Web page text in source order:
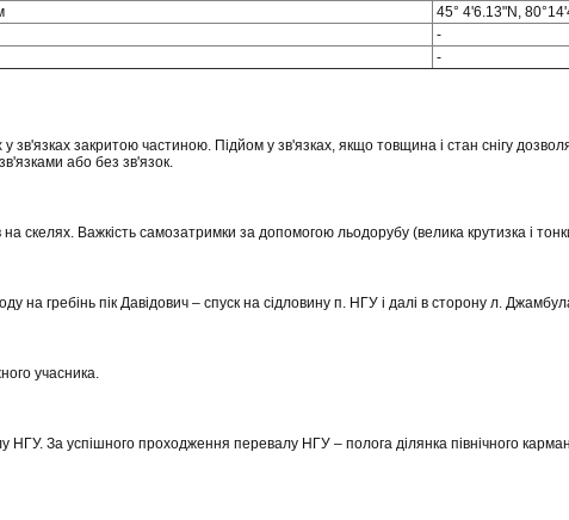
45° 4'6.13"N,
-
-
зв'язках закритою частиною. Підйом у зв'язках, якщо товщина і стан снігу
або без зв'язок.
скелях. Важкість самозатримки за допомогою льодорубу (велика крутизка і
на гребінь пік Давідович – спуск на сідловину п. НГУ і далі в сторону л.
учасника.
НГУ. За успішного проходження перевалу НГУ – полога ділянка північного